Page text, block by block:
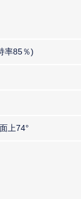
率85％)
上74°